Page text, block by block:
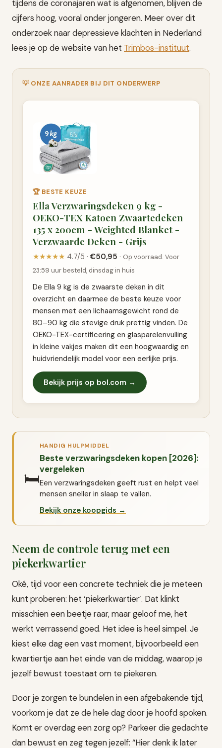
tijdens de coronajaren wat is afgenomen, blijven de
cijfers hoog, vooral onder jongeren. Meer over dit
onderzoek naar depressieve klachten in Nederland
lees je op de website van het Trimbos-instituut.
💡 ONZE AANRADER BIJ DIT ONDERWERP
🏆 BESTE KEUZE
Ella Verzwaringsdeken 9 kg -
OEKO-TEX Katoen Zwaartedeken
135 x 200cm - Weighted Blanket -
Verzwaarde Deken - Grijs
★★★★★ 4.7/5 ·€50,95 · Op voorraad. Voor
23:59 uur besteld, dinsdag in huis
De Ella 9 kg is de zwaarste deken in dit
overzicht en daarmee de beste keuze voor
mensen met een lichaamsgewicht rond de
80–90 kg die stevige druk prettig vinden. De
OEKO-TEX-certificering en glasparelenvulling
in kleine vakjes maken dit een hoogwaardig en
huidvriendelijk model voor een eerlijke prijs.
Bekijk prijs op bol.com →
🛏️
HANDIG HULPMIDDEL
Beste verzwaringsdeken kopen [2026]:
vergeleken
Een verzwaringsdeken geeft rust en helpt veel
mensen sneller in slaap te vallen.
Bekijk onze koopgids →
Neem de controle terug met een
piekerkwartier
Oké, tijd voor een concrete techniek die je meteen
kunt proberen: het ‘piekerkwartier’. Dat klinkt
misschien een beetje raar, maar geloof me, het
werkt verrassend goed. Het idee is heel simpel. Je
kiest elke dag een vast moment, bijvoorbeeld een
kwartiertje aan het einde van de middag, waarop je
jezelf bewust toestaat om te piekeren.
Door je zorgen te bundelen in een afgebakende tijd,
voorkom je dat ze de hele dag door je hoofd spoken.
Komt er overdag een zorg op? Parkeer die gedachte
dan bewust en zeg tegen jezelf: “Hier denk ik later